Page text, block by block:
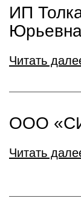
ИП
Читать
ООО
Читать